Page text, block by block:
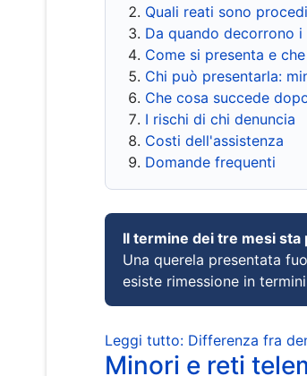
Quali reati sono
Da quando decorrono
Come si presenta e
Chi può presentarla:
Che cosa succede
I rischi di chi denuncia
Costi dell'assistenza
Domande frequenti
Il termine dei tre mesi sta
Una querela presentata
esiste rimessione in
Leggi tutto: Differenza fra
Minori e reti